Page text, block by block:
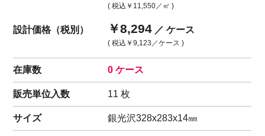
( 税込 ￥11,550／㎡ )
設計価格（税別） ￥8,294 ／ ケース
( 税込 ￥9,123 ／ケース )
在庫数 0 ケース
販売単位入数 11 枚
サイズ 銀光沢328x283x14㎜